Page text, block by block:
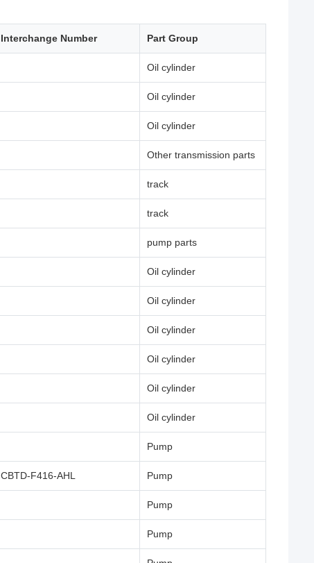
Interchange Number Part Group
Oil cylinder
Oil cylinder
Oil cylinder
Other transmission parts
track
track
pump parts
Oil cylinder
Oil cylinder
Oil cylinder
Oil cylinder
Oil cylinder
Oil cylinder
Pump
CBTD-F416-AHL Pump
Pump
Pump